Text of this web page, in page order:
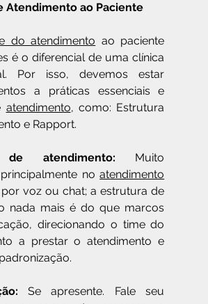
Atendimento ao Paciente
do atendimento ao paciente
é o diferencial de uma clínica
Por isso, devemos estar
a práticas essenciais e
atendimento, como: Estrutura
e Rapport.
de atendimento: Muito
no atendimento
voz ou chat; a estrutura de
nada mais é do que marcos
direcionando o time do
a prestar o atendimento e
Se apresente. Fale seu